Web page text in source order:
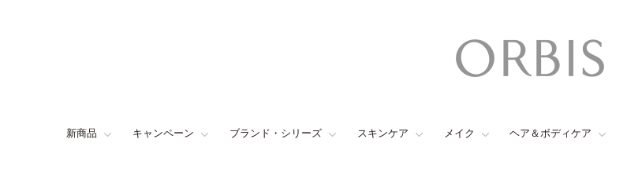
新商品 キャンペーン ブランド・シリーズ スキンケア メイク ヘア＆ボディケア